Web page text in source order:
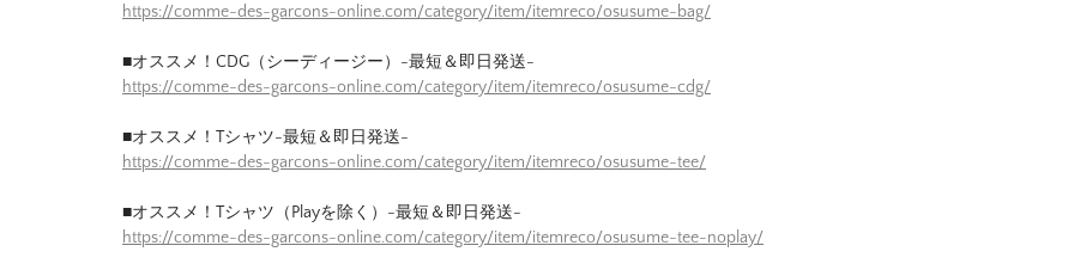
https://comme-des-garcons-online.com/category/item/itemreco/osusume-bag/
■オススメ！CDG（シーディージー）-最短＆即日発送-
https://comme-des-garcons-online.com/category/item/itemreco/osusume-cdg/
■オススメ！Tシャツ-最短＆即日発送-
https://comme-des-garcons-online.com/category/item/itemreco/osusume-tee/
■オススメ！Tシャツ（Playを除く）-最短＆即日発送-
https://comme-des-garcons-online.com/category/item/itemreco/osusume-tee-noplay/